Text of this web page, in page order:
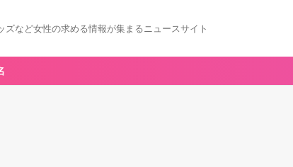
ズなど女性の求める情報が集まるニュースサイト